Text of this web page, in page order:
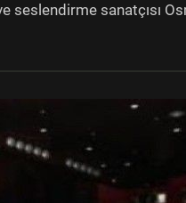
seslendirme sanatçısı